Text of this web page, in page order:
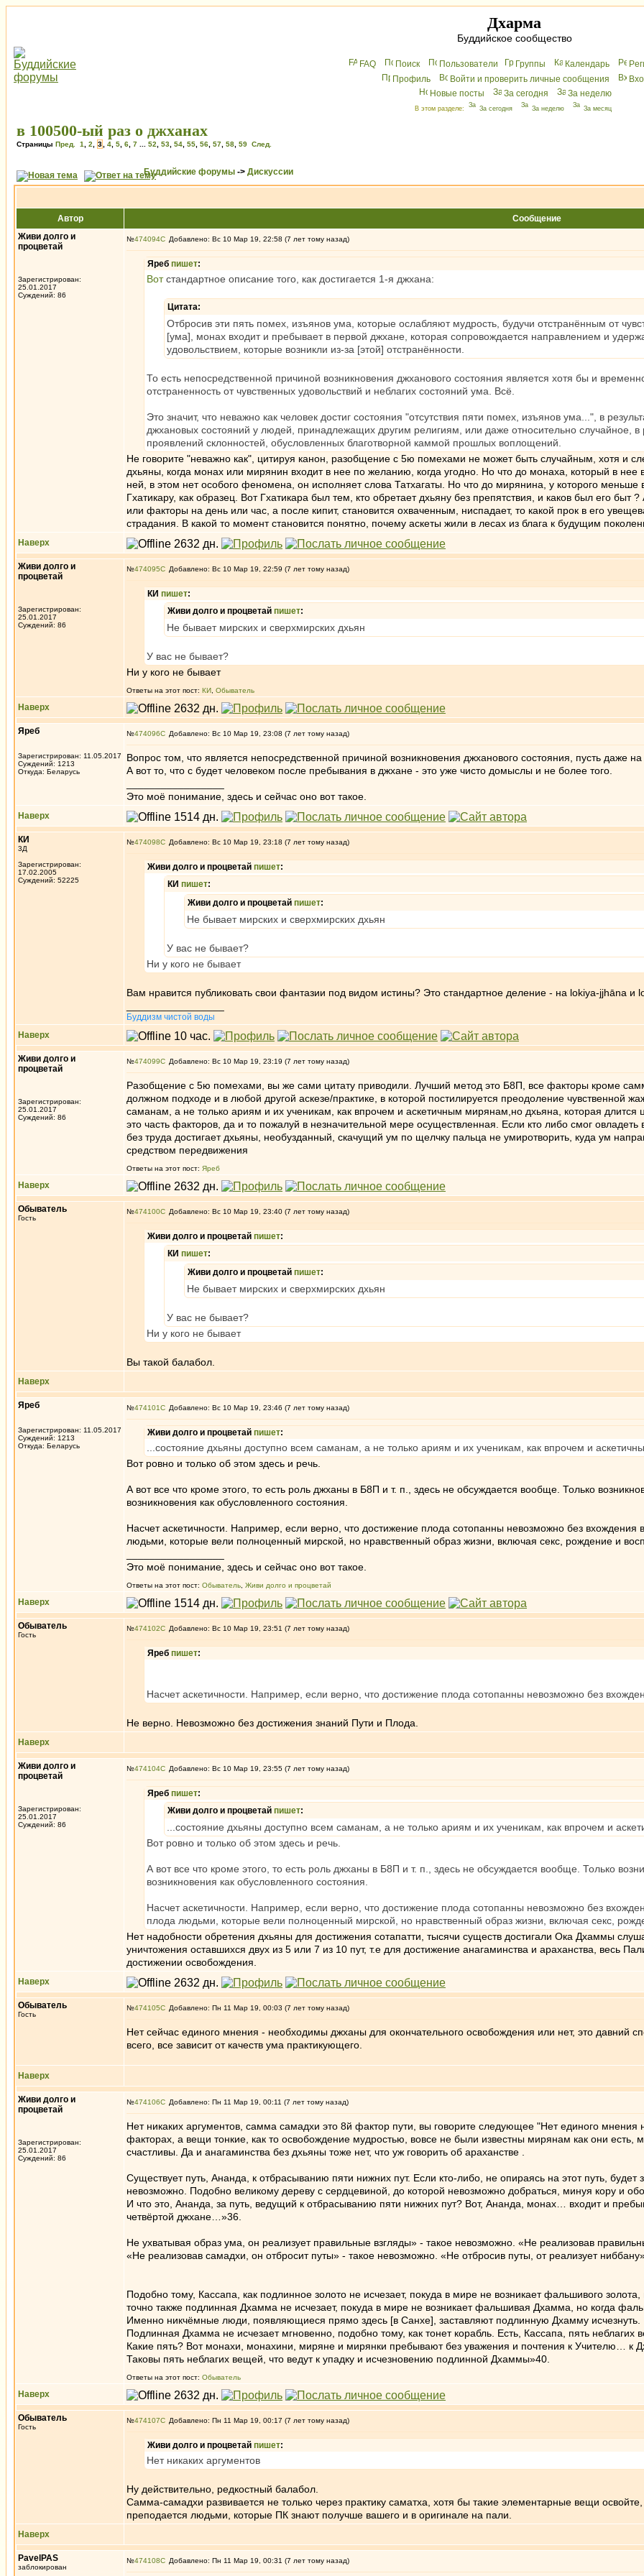
Дхарма
Буддийское сообщество
FAQ Поиск Пользователи Группы Календарь
Профиль
Войти и проверить личные сообщения
Новые посты
За сегодня За неделю
В этом разделе: За сегодня За неделю За месяц
в 100500-ый раз о джханах
Страницы Пред. 1 2 3 4 5 6 7 52 53 54 55 56 57 58 59 След.
Буддийские форумы -> Дискуссии
Автор
Сообщение
Живи долго и
процветай
Зарегистрирован:
25.01.2017
Суждений: 86
№474094 Добавлено: Вс 10 Мар 19, 22:58 (7 лет тому назад)
Яреб пишет:
Вотстандартное описание того, как достигается 1-я джхана:
Цитата:
Отбросив эти пять помех, изъянов ума, которые ослабляют мудрость, будучи отстранённым от
[ума], монах входит и пребывает в первой джхане, которая сопровождается направлением и
удовольствием, которые возникли из-за [этой] отстранённости.
То есть непосредственной причиной возникновения джханового состояния является хотя бы и
отстраненность от чувственных удовольствий и неблагих состояний ума. Всё.
Это значит, что неважно как человек достиг состояния "отсутствия пяти помех, изъянов ума...", в
джхановых состояний у людей, принадлежащих другим религиям, или даже относительно случайное, в
проявлений склонностей, обусловленных благотворной каммой прошлых воплощений.
Не говорите "неважно как", цитируя канон, разобщение с 5ю помехами не может быть случайным, хотя и
дхьяны, когда монах или мирянин входит в нее по желанию, когда угодно. Но что до монаха, который в нее
ней, в этом нет особого феномена, он исполняет слова Татхагаты. Но что до мирянина, у которого
Гхатикару, как образец. Вот Гхатикара был тем, кто обретает дхьяну без препятствия, и каков был его быт
или факторы на день или час, а после кипит, становится охваченным, ниспадает, то какой прок в его
страдания. В какой то момент становится понятно, почему аскеты жили в лесах из блага к будущим
Наверх
Живи долго и
процветай
Зарегистрирован:
25.01.2017
Суждений: 86
№474095 Добавлено: Вс 10 Мар 19, 22:59 (7 лет тому назад)
КИ пишет:
Живи долго и процветай пишет:
Не бывает мирских и сверхмирских дхьян
У вас не бывает?
Ни у кого не бывает
Ответы на этот пост: КИ Обыватель
Наверх
Яреб
Зарегистрирован: 11.05.2017
Суждений: 1213
Откуда: Беларусь
№474096 Добавлено: Вс 10 Мар 19, 23:08 (7 лет тому назад)
Вопрос том, что является непосредственной причиной возникновения джханового состояния, пусть даже на
А вот то, что с будет человеком после пребывания в джхане - это уже чисто домыслы и не более того.
Это моё понимание, здесь и сейчас оно вот такое.
Наверх
КИ
3Д
Зарегистрирован:
17.02.2005
Суждений: 52225
№474098 Добавлено: Вс 10 Мар 19, 23:18 (7 лет тому назад)
Живи долго и процветай пишет:
КИ пишет:
Живи долго и процветай пишет:
Не бывает мирских и сверхмирских дхьян
У вас не бывает?
Ни у кого не бывает
Вам нравится публиковать свои фантазии под видом истины? Это стандартное деление - на lokiya-jjhāna и
Буддизм чистой воды
Наверх
Живи долго и
процветай
Зарегистрирован:
25.01.2017
Суждений: 86
№474099 Добавлено: Вс 10 Мар 19, 23:19 (7 лет тому назад)
Разобщение с 5ю помехами, вы же сами цитату приводили. Лучший метод это Б8П, все факторы кроме
должном подходе и в любой другой аскезе/практике, в которой постилируется преодоление чувственной
саманам, а не только ариям и их ученикам, как впрочем и аскетичным мирянам,но дхьяна, которая длится
это часть факторов, да и то пожалуй в незначительной мере осуществленная. Если кто либо смог
без труда достигает дхьяны, необузданный, скачущий ум по щелчку пальца не умиротворить, куда ум
средством передвижения
Ответы на этот пост: Яреб
Наверх
Обыватель
Гость
№474100 Добавлено: Вс 10 Мар 19, 23:40 (7 лет тому назад)
Живи долго и процветай пишет:
КИ пишет:
Живи долго и процветай пишет:
Не бывает мирских и сверхмирских дхьян
У вас не бывает?
Ни у кого не бывает
Вы такой балабол.
Наверх
Яреб
Зарегистрирован: 11.05.2017
Суждений: 1213
Откуда: Беларусь
№474101 Добавлено: Вс 10 Мар 19, 23:46 (7 лет тому назад)
Живи долго и процветай пишет:
...состояние дхьяны доступно всем саманам, а не только ариям и их ученикам, как впрочем и
Вот ровно и только об этом здесь и речь.
А вот все что кроме этого, то есть роль джханы в Б8П и т. п., здесь не обсуждается вообще. Только
возникновения как обусловленного состояния.
Насчет аскетичности. Например, если верно, что достижение плода сотопанны невозможно без
людьми, которые вели полноценный мирской, но нравственный образ жизни, включая секс, рождение и
Это моё понимание, здесь и сейчас оно вот такое.
Ответы на этот пост: Обыватель Живи долго и процветай
Наверх
Обыватель
Гость
№474102 Добавлено: Вс 10 Мар 19, 23:51 (7 лет тому назад)
Яреб пишет:
Насчет аскетичности. Например, если верно, что достижение плода сотопанны невозможно без
Не верно. Невозможно без достижения знаний Пути и Плода.
Наверх
Живи долго и
процветай
Зарегистрирован:
25.01.2017
Суждений: 86
№474104 Добавлено: Вс 10 Мар 19, 23:55 (7 лет тому назад)
Яреб пишет:
Живи долго и процветай пишет:
...состояние дхьяны доступно всем саманам, а не только ариям и их ученикам, как впрочем и
Вот ровно и только об этом здесь и речь.
А вот все что кроме этого, то есть роль джханы в Б8П и т. п., здесь не обсуждается вообще. Только
возникновения как обусловленного состояния.
Насчет аскетичности. Например, если верно, что достижение плода сотопанны невозможно без
плода людьми, которые вели полноценный мирской, но нравственный образ жизни, включая секс,
Нет надобности обретения дхьяны для достижения сотапатти, тысячи существ достигали Ока Дхаммы
уничтожения оставшихся двух из 5 или 7 из 10 пут, т.е для достижение анагаминства и араханства, весь
достижении освобождения.
Наверх
Обыватель
Гость
№474105 Добавлено: Пн 11 Мар 19, 00:03 (7 лет тому назад)
Нет сейчас единого мнения - необходимы джханы для окончательного освобождения или нет, это давний
всего, все зависит от качеств ума практикующего.
Наверх
Живи долго и
процветай
Зарегистрирован:
25.01.2017
Суждений: 86
№474106 Добавлено: Пн 11 Мар 19, 00:11 (7 лет тому назад)
Нет никаких аргументов, самма самадхи это 8й фактор пути, вы говорите следующее "Нет единого мнения
факторах, а вещи тонкие, как то освобождение мудростью, вовсе не были известны мирянам как они
счастливы. Да и анагаминства без дхьяны тоже нет, что уж говорить об араханстве .
Существует путь, Ананда, к отбрасыванию пяти нижних пут. Если кто-либо, не опираясь на этот путь, будет
невозможно. Подобно великому дереву с сердцевиной, до которой невозможно добраться, минуя кору и
И что это, Ананда, за путь, ведущий к отбрасыванию пяти нижних пут? Вот, Ананда, монах… входит и
четвёртой джхане…»36.
Не ухватывая образ ума, он реализует правильные взгляды» - такое невозможно. «Не реализовав
«Не реализовав самадхи, он отбросит путы» - такое невозможно. «Не отбросив путы, от реализует
Подобно тому, Кассапа, как подлинное золото не исчезает, покуда в мире не возникает фальшивого
точно также подлинная Дхамма не исчезает, покуда в мире не возникает фальшивая Дхамма, но когда
Именно никчёмные люди, появляющиеся прямо здесь [в Санхе], заставляют подлинную Дхамму исчезнуть.
Подлинная Дхамма не исчезает мгновенно, подобно тому, как тонет корабль. Есть, Кассапа, пять
Какие пять? Вот монахи, монахини, миряне и мирянки пребывают без уважения и почтения к Учителю…
Таковы пять неблагих вещей, что ведут к упадку и исчезновению подлинной Дхаммы»40.
Ответы на этот пост: Обыватель
Наверх
Обыватель
Гость
№474107 Добавлено: Пн 11 Мар 19, 00:17 (7 лет тому назад)
Живи долго и процветай пишет:
Нет никаких аргументов
Ну действительно, редкостный балабол.
Самма-самадхи развивается не только через практику саматха, хотя бы такие элементарные вещи
преподается людьми, которые ПК знают получше вашего и в оригинале на пали.
Наверх
PavelPAS
заблокирован
№474108 Добавлено: Пн 11 Мар 19, 00:31 (7 лет тому назад)